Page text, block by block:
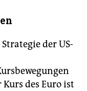
der US-
des Euro ist